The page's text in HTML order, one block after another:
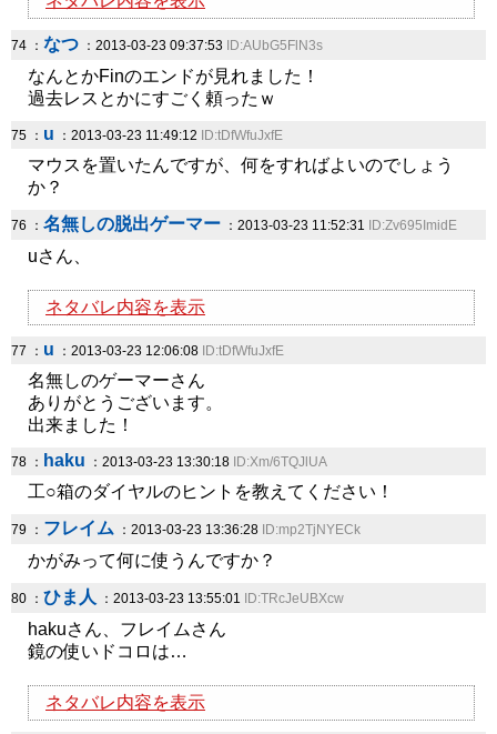
74 ： なつ ：2013-03-23 09:37:53 ID:AUbG5FlN3s
なんとかFinのエンドが見れました！
過去レスとかにすごく頼ったｗ
75 ： u ：2013-03-23 11:49:12 ID:tDfWfuJxfE
マウスを置いたんですが、何をすればよいのでしょう
か？
76 ： 名無しの脱出ゲーマー ：2013-03-23 11:52:31 ID:Zv695ImidE
uさん、
ネタバレ内容を表示
77 ： u ：2013-03-23 12:06:08 ID:tDfWfuJxfE
名無しのゲーマーさん
ありがとうございます。
出来ました！
78 ： haku ：2013-03-23 13:30:18 ID:Xm/6TQJlUA
工○箱のダイヤルのヒントを教えてください！
79 ： フレイム ：2013-03-23 13:36:28 ID:mp2TjNYECk
かがみって何に使うんですか？
80 ： ひま人 ：2013-03-23 13:55:01 ID:TRcJeUBXcw
hakuさん、フレイムさん
鏡の使いドコロは…
ネタバレ内容を表示